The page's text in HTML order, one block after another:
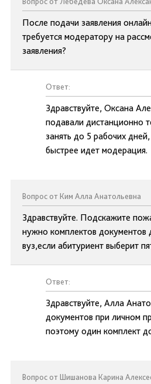
После подачи заявления
требуется модератору на
заявления?
Ответ:
Здравствуйте, Оксана
подавали дистанционно
занять до 5 рабочих
быстрее идет модерация.
Вопрос от Ким Алла Анатольевна
Здравствуйте. Подскажите
нужно комплектов документов
вуз,если абитуриент выберит
Ответ:
Здравствуйте, Алла
документов при личном
поэтому один комплект
Вопрос от Шишанова Карина